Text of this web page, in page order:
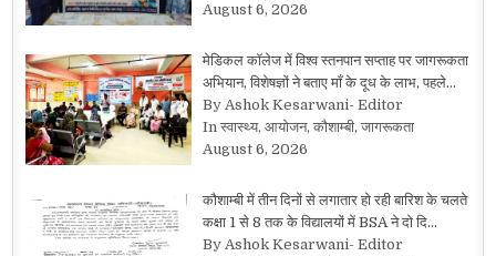
August 6, 2026
मेडिकल कॉलेज में विश्व स्तनपान सप्ताह पर जागरूकता
अभियान, विशेषज्ञों ने बताए माँ के दूध के लाभ, पहले…
By Ashok Kesarwani- Editor
In स्वास्थ्य, आयोजन, कौशाम्बी, जागरूकता
August 6, 2026
कौशाम्बी में तीन दिनों से लगातार हो रही बारिश के चलते
कक्षा 1 से 8 तक के विद्यालयों में BSA ने दो दि…
By Ashok Kesarwani- Editor